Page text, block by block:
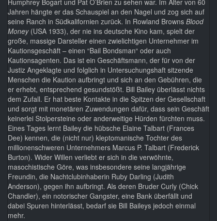
Humphrey Bogart und Pat O’Brien zu sehen war. Im Alter von 60
Jahren hängte er das Schauspiel an den Nagel und zog sich auf
seine Ranch in Südkalifornien zurück. In Rowland Browns Blood
Money(USA 1933), der nie ins deutsche Kino kam, spielt der
große, massige Darsteller einen zwielichtigen Unternehmer im
Kautionsgeschäft – einen “Bail Bondsman“ oder auch
Kautionsagenten. Das ist ein Geschäftsmann, der für von der
Justiz Angeklagte und folglich in Untersuchungshaft sitzende
Menschen die Kaution aufbringt und sich an den Gebühren, die
er erhebt, entsprechend gesundstößt. Bill Bailey überlässt nichts
dem Zufall. Er hat beste Kontakte in die Spitzen der Gesellschaft
und sorgt mit monetären Zuwendungen dafür, dass sein Geschäft
keinerlei Stolpersteine oder anderweitige Hürden fürchten muss.
Eines Tages lernt Bailey die hübsche Elaine Talbart (Frances
Dee) kennen, die (nicht nur) kleptomanische Tochter des
millionenschweren Unternehmers Marcus P. Talbart (Frederick
Burton). Wider Willen verliebt er sich in die verwöhnte,
masochistische Göre, was insbesondere seine langjährige
Freundin, die Nachtclubinhaberin Ruby Darling (Judith
Anderson), gegen ihn aufbringt. Als deren Bruder Curly (Chick
Chandler), ein notorischer Gangster, eine Bank überfällt und
dabei Spuren hinterlässt, bedarf sie Bill Baileys jedoch einmal
mehr.